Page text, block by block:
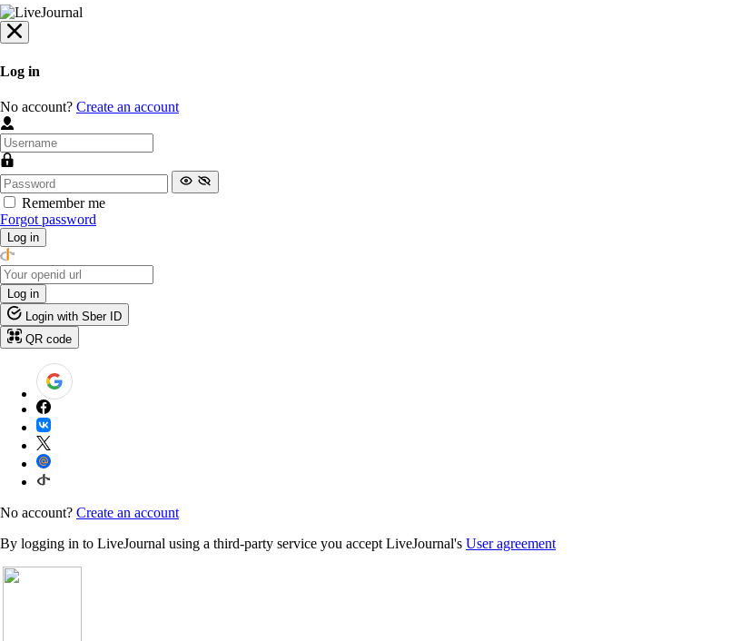
Log in
No account? Create an account
Remember me
Forgot password
Log in
Log in
Login with Sber ID
QR code
No account? Create an account
By logging in to LiveJournal using a third-party service you accept LiveJournal's User agreement